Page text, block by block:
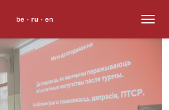
be • ru • en